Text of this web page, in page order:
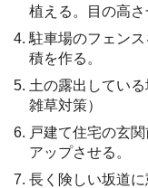
植える。目の高さ
駐車場のフェン
積を作る。
土の露出してい
雑草対策）
戸建て住宅の玄
アップさせる。
長く険しい坂道